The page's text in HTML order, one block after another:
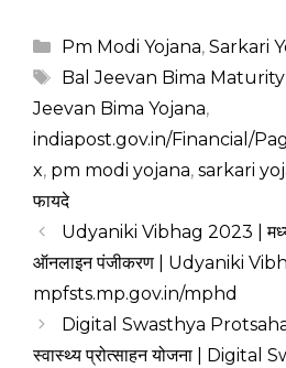
Categories
Pm Modi Yojana, Sarkari
Tags
Bal Jeevan Bima
Jeevan Bima Yojana,
indiapost.gov.in/Financial/
x, pm modi yojana, sarkari
फायदे
Udyaniki Vibhag 2023 | मध्य
ऑनलाइन पंजीकरण | Udyaniki
mpfsts.mp.gov.in/mphd
Digital Swasthya
स्वास्थ्य प्रोत्साहन योजना |